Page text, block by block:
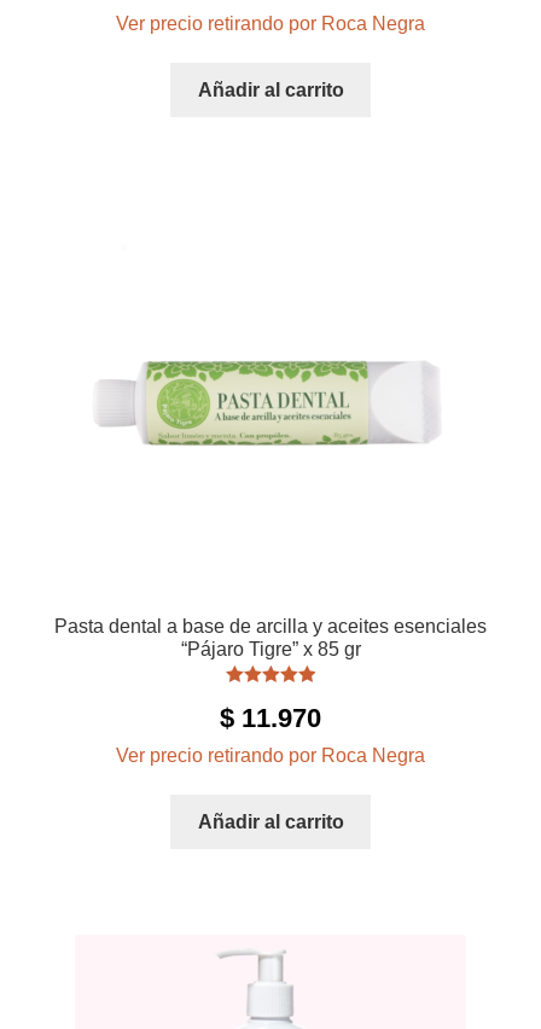
Ver precio retirando por Roca Negra
Añadir al carrito
Pasta dental a base de arcilla y aceites esenciales
“Pájaro Tigre” x 85 gr
5.00de 5
$ 11.970
Ver precio retirando por Roca Negra
Añadir al carrito